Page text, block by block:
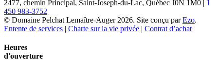
2477, chemin Principal, Saint-Joseph-du-Lac, Québec J0N 1M0 | 1
450 983-3752
© Domaine Pelchat Lemaître-Auger 2026. Site conçu parEzo.
Entente de services | Charte sur la vie privée | Contrat d’achat
Heures
d'ouverture